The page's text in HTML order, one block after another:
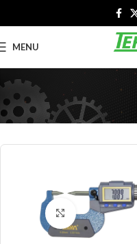
MENU
Click to enlarge